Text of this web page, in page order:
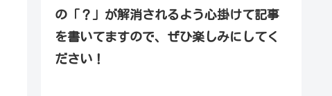
の「？」が解消されるよう心掛けて記事
を書いてますので、ぜひ楽しみにしてく
ださい！